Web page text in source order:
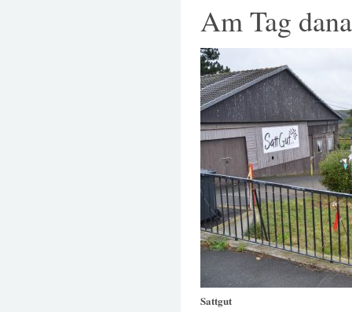
Am Tag
Sattgut